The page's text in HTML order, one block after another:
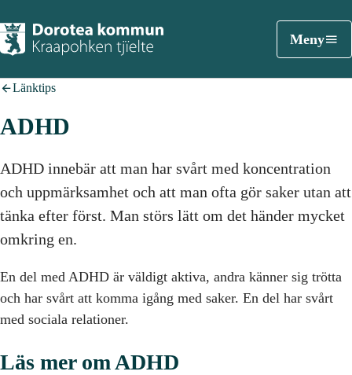
Meny
Länktips
ADHD
ADHD innebär att man har svårt med koncentration
och uppmärksamhet och att man ofta gör saker utan att
tänka efter först. Man störs lätt om det händer mycket
omkring en.
En del med ADHD är väldigt aktiva, andra känner sig trötta
och har svårt att komma igång med saker. En del har svårt
med sociala relationer.
Läs mer om ADHD